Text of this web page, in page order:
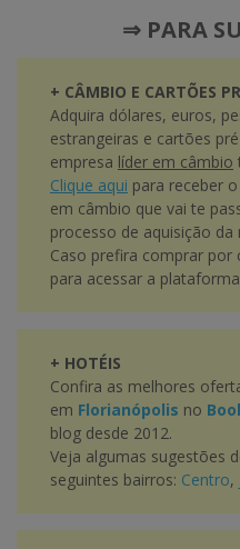
⇒ PARA
+ CÂMBIO E CARTÕES
Adquira dólares, euros,
estrangeiras e cartões
empresa líder em câmbio
Clique aqui para receber
em câmbio que vai te
processo de aquisição
Caso prefira comprar por
para acessar a
+ HOTÉIS
Confira as melhores
em Florianópolis no
blog desde 2012.
Veja algumas sugestões
seguintes bairros: Centro,